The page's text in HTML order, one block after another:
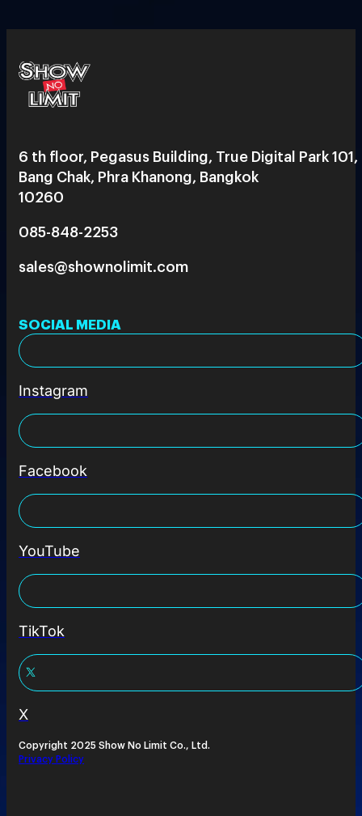
6 th floor, Pegasus Building, True Digital Park 101,
Bang Chak, Phra Khanong, Bangkok
10260
085-848-2253
sales@shownolimit.com
SOCIAL MEDIA
Instagram
Facebook
YouTube
TikTok
X
Copyright 2025 Show No Limit Co., Ltd.
Privacy Policy